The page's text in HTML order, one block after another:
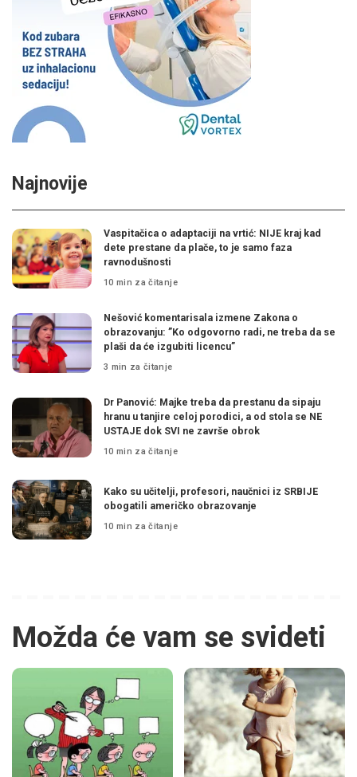
Najnovije
Vaspitačica o adaptaciji na vrtić: NIJE kraj kad
dete prestane da plače, to je samo faza
ravnodušnosti
10 min za čitanje
Nešović komentarisala izmene Zakona o
obrazovanju: ”Ko odgovorno radi, ne treba da se
plaši da će izgubiti licencu”
3 min za čitanje
Dr Panović: Majke treba da prestanu da sipaju
hranu u tanjire celoj porodici, a od stola se NE
USTAJE dok SVI ne završe obrok
10 min za čitanje
Kako su učitelji, profesori, naučnici iz SRBIJE
obogatili američko obrazovanje
10 min za čitanje
Možda će vam se svideti